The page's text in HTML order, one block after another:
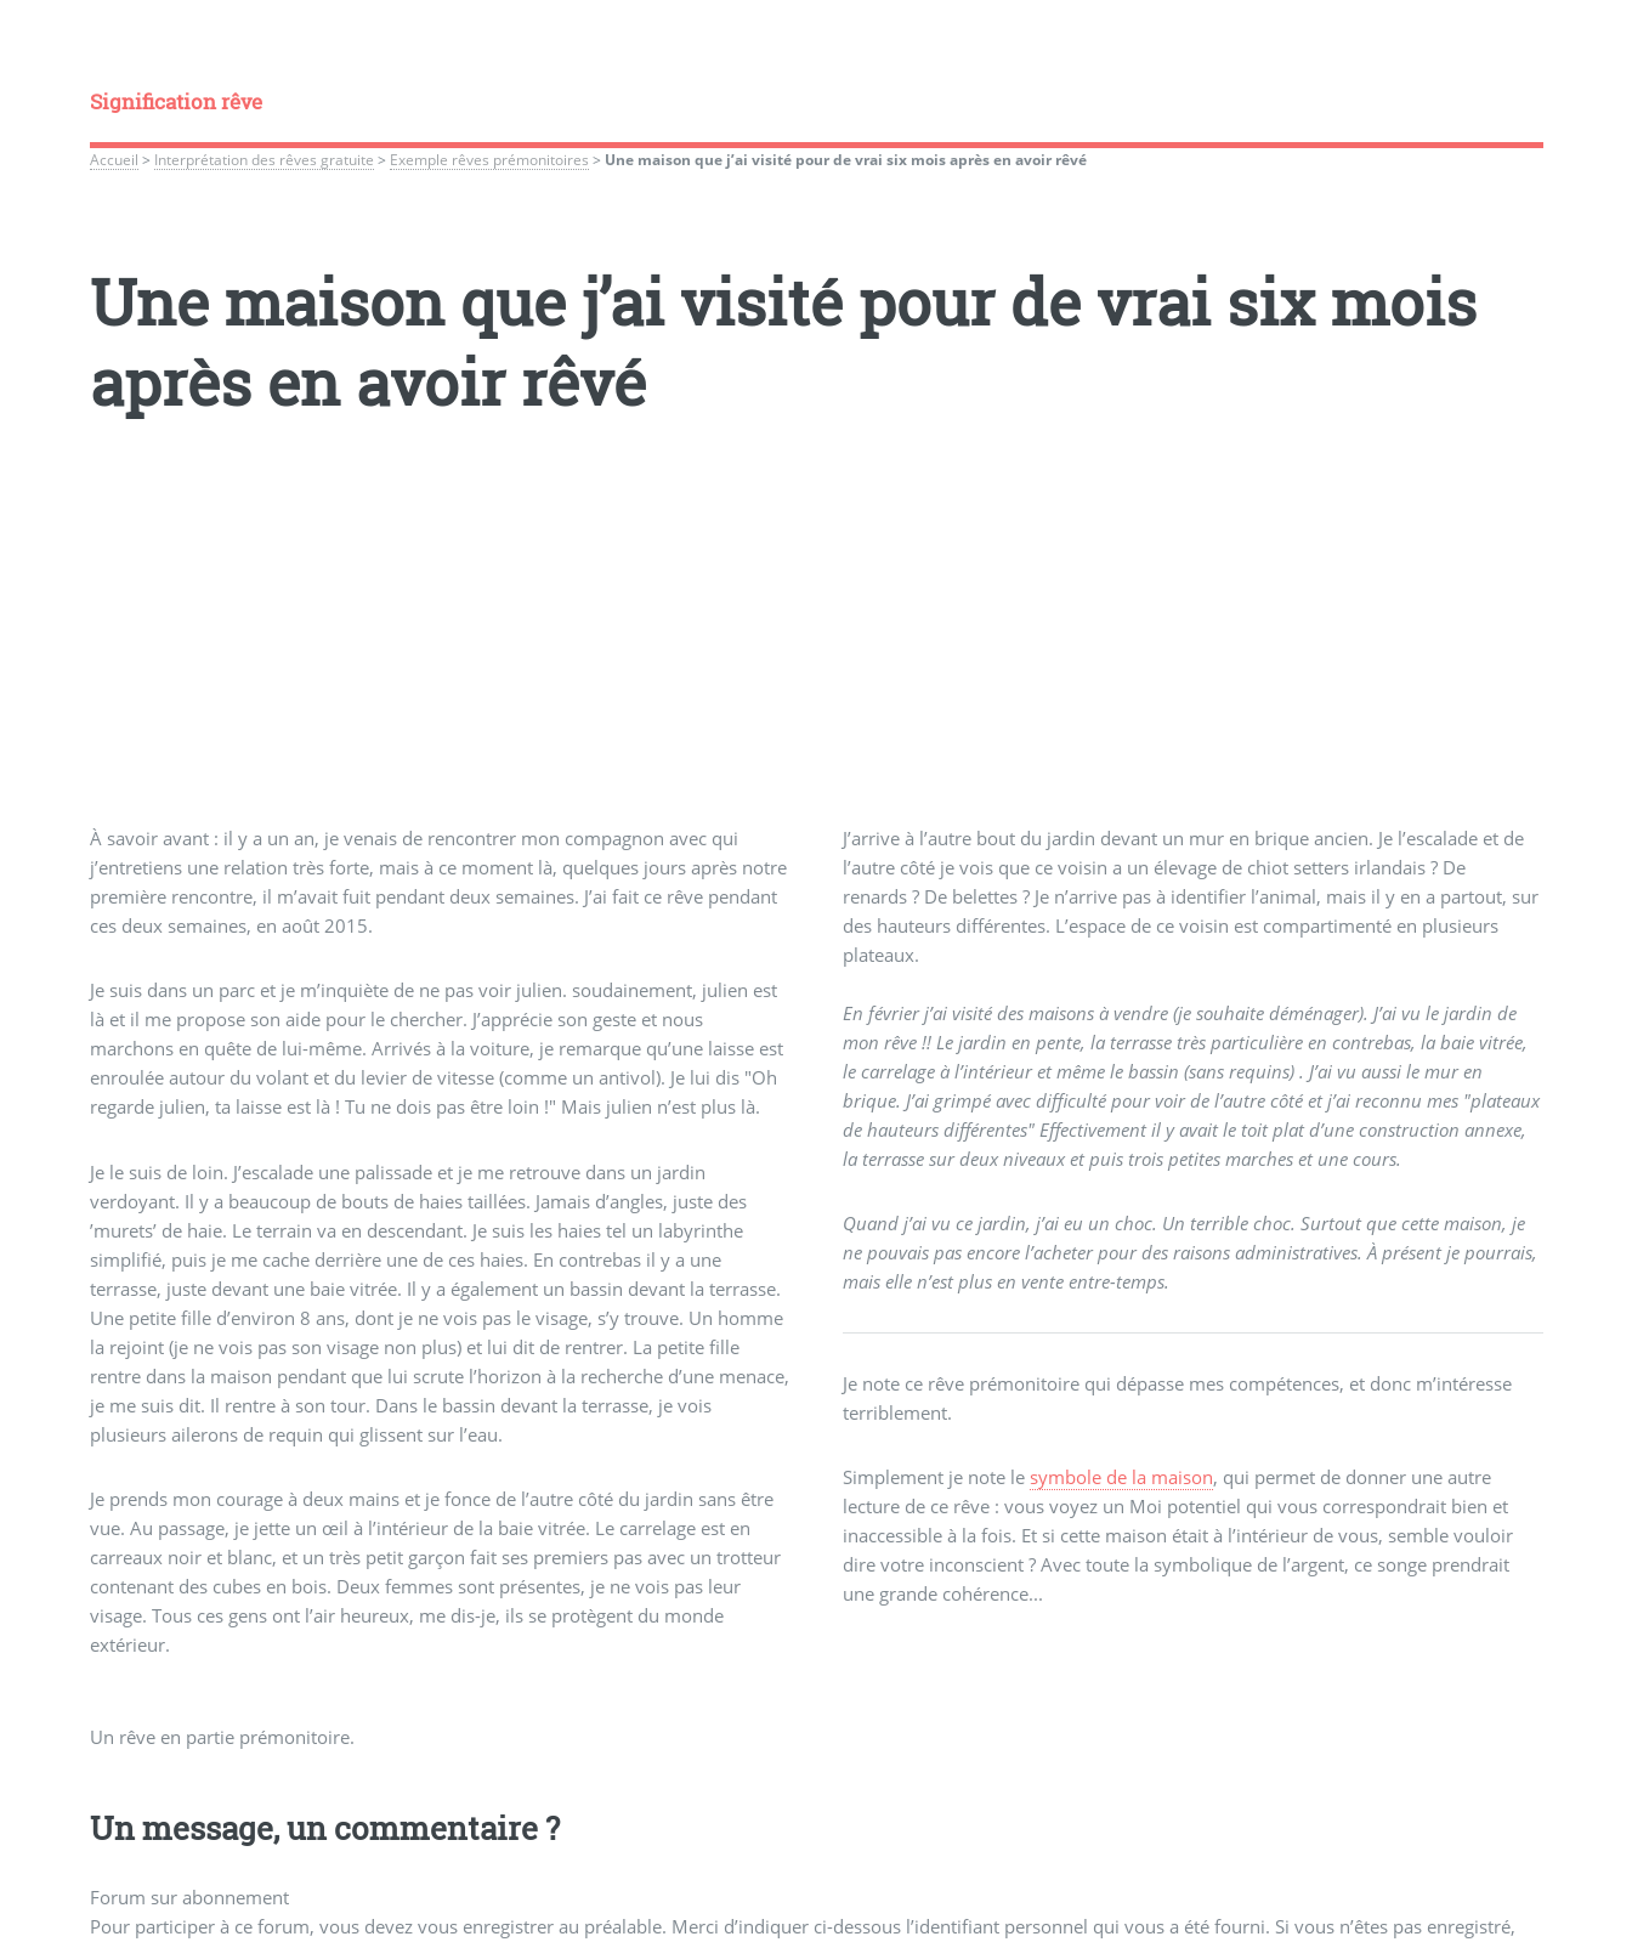
Signification rêve
Accueil > Interprétation des rêves gratuite > Exemple rêves prémonitoires > Une maison que j’ai visité pour de vrai six mois après en avoir rêvé
Une maison que j’ai visité pour de vrai six mois
après en avoir rêvé
À savoir avant : il y a un an, je venais de rencontrer mon compagnon avec qui
j’entretiens une relation très forte, mais à ce moment là, quelques jours après notre
première rencontre, il m’avait fuit pendant deux semaines. J’ai fait ce rêve pendant
ces deux semaines, en août 2015.
Je suis dans un parc et je m’inquiète de ne pas voir julien. soudainement, julien est
là et il me propose son aide pour le chercher. J’apprécie son geste et nous
marchons en quête de lui-même. Arrivés à la voiture, je remarque qu’une laisse est
enroulée autour du volant et du levier de vitesse (comme un antivol). Je lui dis "Oh
regarde julien, ta laisse est là ! Tu ne dois pas être loin !" Mais julien n’est plus là.
Je le suis de loin. J’escalade une palissade et je me retrouve dans un jardin
verdoyant. Il y a beaucoup de bouts de haies taillées. Jamais d’angles, juste des
’murets’ de haie. Le terrain va en descendant. Je suis les haies tel un labyrinthe
simplifié, puis je me cache derrière une de ces haies. En contrebas il y a une
terrasse, juste devant une baie vitrée. Il y a également un bassin devant la terrasse.
Une petite fille d’environ 8 ans, dont je ne vois pas le visage, s’y trouve. Un homme
la rejoint (je ne vois pas son visage non plus) et lui dit de rentrer. La petite fille
rentre dans la maison pendant que lui scrute l’horizon à la recherche d’une menace,
je me suis dit. Il rentre à son tour. Dans le bassin devant la terrasse, je vois
plusieurs ailerons de requin qui glissent sur l’eau.
Je prends mon courage à deux mains et je fonce de l’autre côté du jardin sans être
vue. Au passage, je jette un œil à l’intérieur de la baie vitrée. Le carrelage est en
carreaux noir et blanc, et un très petit garçon fait ses premiers pas avec un trotteur
contenant des cubes en bois. Deux femmes sont présentes, je ne vois pas leur
visage. Tous ces gens ont l’air heureux, me dis-je, ils se protègent du monde
extérieur.
J’arrive à l’autre bout du jardin devant un mur en brique ancien. Je l’escalade et de
l’autre côté je vois que ce voisin a un élevage de chiot setters irlandais ? De
renards ? De belettes ? Je n’arrive pas à identifier l’animal, mais il y en a partout, sur
des hauteurs différentes. L’espace de ce voisin est compartimenté en plusieurs
plateaux.
En février j’ai visité des maisons à vendre (je souhaite déménager). J’ai vu le jardin de
mon rêve !! Le jardin en pente, la terrasse très particulière en contrebas, la baie vitrée,
le carrelage à l’intérieur et même le bassin (sans requins) . J’ai vu aussi le mur en
brique. J’ai grimpé avec difficulté pour voir de l’autre côté et j’ai reconnu mes "plateaux
de hauteurs différentes" Effectivement il y avait le toit plat d’une construction annexe,
la terrasse sur deux niveaux et puis trois petites marches et une cours.
Quand j’ai vu ce jardin, j’ai eu un choc. Un terrible choc. Surtout que cette maison, je
ne pouvais pas encore l’acheter pour des raisons administratives. À présent je pourrais,
mais elle n’est plus en vente entre-temps.
Je note ce rêve prémonitoire qui dépasse mes compétences, et donc m’intéresse
terriblement.
Simplement je note le symbole de la maison, qui permet de donner une autre
lecture de ce rêve : vous voyez un Moi potentiel qui vous correspondrait bien et
inaccessible à la fois. Et si cette maison était à l’intérieur de vous, semble vouloir
dire votre inconscient ? Avec toute la symbolique de l’argent, ce songe prendrait
une grande cohérence...
Un rêve en partie prémonitoire.
Un message, un commentaire ?
Forum sur abonnement
Pour participer à ce forum, vous devez vous enregistrer au préalable. Merci d’indiquer ci-dessous l’identifiant personnel qui vous a été fourni. Si vous n’êtes pas enregistré,